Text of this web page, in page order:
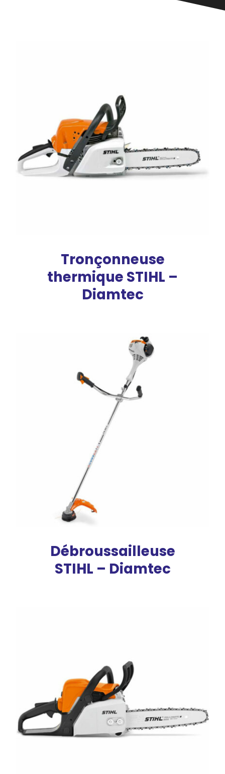
Tronçonneuse
thermique STIHL –
Diamtec
Débroussailleuse
STIHL – Diamtec